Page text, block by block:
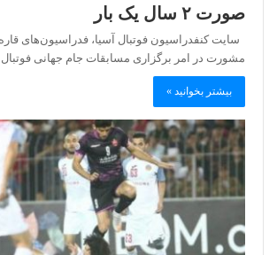
صورت ۲ سال یک بار
سایت کنفدراسیون فوتبال آسیا، فدراسیون‌های
مشورت در امر برگزاری مسابقات جام جهانی
بیشتر بخوانید »